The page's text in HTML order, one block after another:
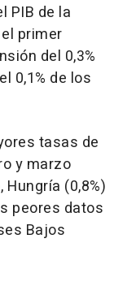
PIB de la
primer
del 0,3%
0,1% de los
tasas de
y marzo
(0,8%)
peores datos
Bajos